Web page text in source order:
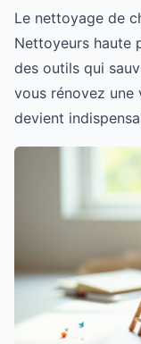
Le nettoyage de
Nettoyeurs haute
des outils qui
vous rénovez une
devient